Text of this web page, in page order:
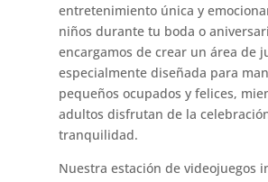
entretenimiento única y
niños durante tu boda o
encargamos de crear un área de
especialmente diseñada para
pequeños ocupados y felices,
adultos disfrutan de la
tranquilidad.
Nuestra estación de videojuegos